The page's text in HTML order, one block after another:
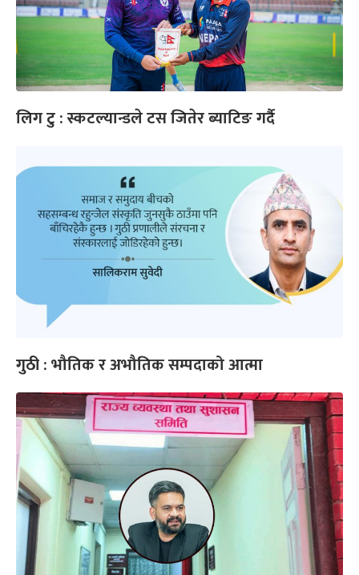
लिग टु : स्कटल्यान्डले टस जितेर ब्याटिङ गर्दै
गुठी : भौतिक र अभौतिक सम्पदाको आत्मा